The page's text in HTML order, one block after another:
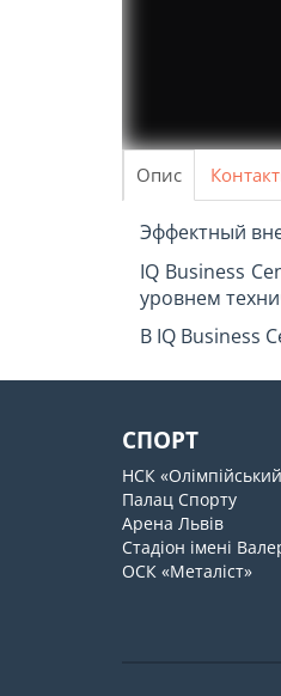
Опис
Эффектный
IQ Business
уровнем
В IQ Business
СПОРТ
НСК
Палац Спорту
Арена Львів
Стадіон імені
ОСК «Металіст»